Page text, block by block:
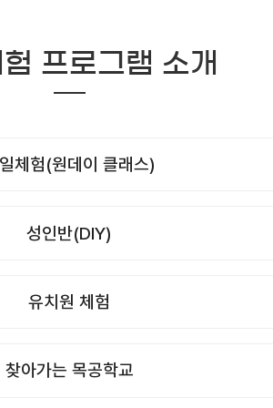
프로그램 소개
체험(원데이 클래스)
성인반(DIY)
유치원 체험
찾아가는 목공학교